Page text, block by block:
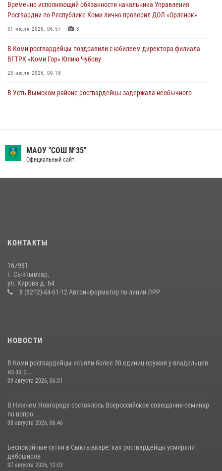
31 июля 2026, 06:57 8
В Усинске росгвардейцы оперативно отработали план «Квартал»
Временно исполняющий обязанности начальника Управления
Росгвардии по Республике Коми лично проверил ДОЛ «Орленок»
31 июля 2026, 06:57 8
В Коми росгвардейцы поздравили с юбилеем директора филиала
ВГТРК «Коми Гор» Юлию Чубову
23 июля 2026, 09:18
В Усть-Вымском районе росгвардейцы задержала необычного
фестиваля воздухоплавания «ЖИВОЙ ВОЗДУХ»
19 июля 2026, 14:02
оружия
В Сыктывкаре росгвардейцы приняли участие в молебне в рамках
Дня Крещения Руси и Дня святого равноапостольного князя
МАОУ "СОШ №35"
Официальный сайт
КОНТАКТЫ
167981
г. Сыктывкар,
ул. Кирова д. 64
8 (8212)-44-61-12 Автоинформатор по линии ЛРР
НОВОСТИ
В Коми росгвардейцы изъяли более 30 единиц оружия у владельцев
из-за р...
09 августа 2026, 06:01
В Нижнем Новгороде состоялось Всероссийское совещание-семинар
по вопро...
08 августа 2026, 06:46
Беспокойные сутки в Сыктывкаре: как росгвардейцы усмиряли
дебоширов
07 августа 2026, 12:03